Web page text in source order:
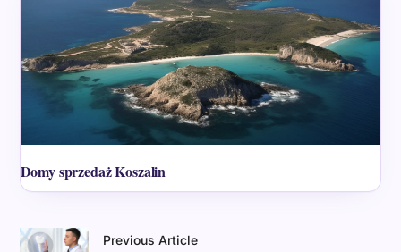
Domy sprzedaż Koszalin
Previous Article